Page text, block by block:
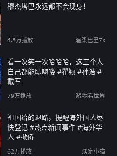
穆杰塔巴永远都不会现身！
4.8万播放 温柔巴里7x
看一次笑一次哈哈哈，这三个人
自己都能聊嗨喽 #瞿颖 #孙浩 #
戴军
79万播放 浆糊看世界
祖国给的退路，提醒海外国人尽
快登记 #热点新闻事件 #海外华
人 #撤侨
62万播放 淡定小猫